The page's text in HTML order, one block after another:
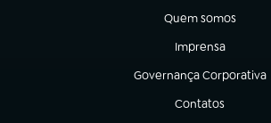
Quem somos
(abre em nova aba)
Imprensa
(abre em nova aba)
Governança Corporativa
(abre em nova aba)
Contatos
(abre em nova aba)